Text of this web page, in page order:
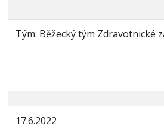
Tým: Běžecký tým Zdravotnické
17.6.2022